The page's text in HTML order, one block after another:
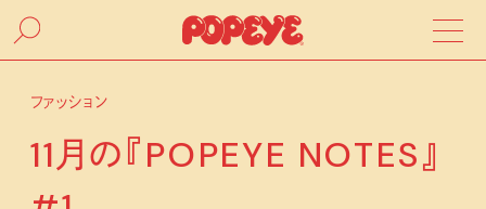
ファッション
11月の『POPEYE NOTES』